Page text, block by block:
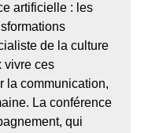
artificielle : les
de la culture
vivre ces
la communication,
La conférence
qui